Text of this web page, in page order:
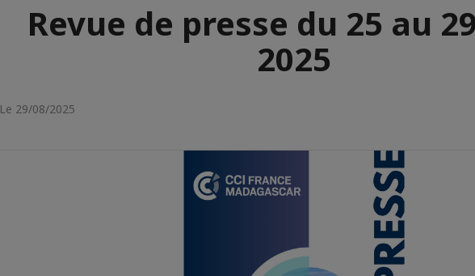
Revue de presse du 25 au
2025
Le 29/08/2025